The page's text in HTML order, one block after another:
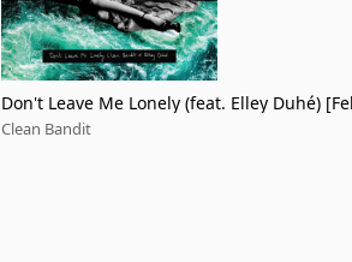
Don't Leave Me Lonely (feat. Elley Duhé)
ehn Happy Rave Mix]
Clean Bandit